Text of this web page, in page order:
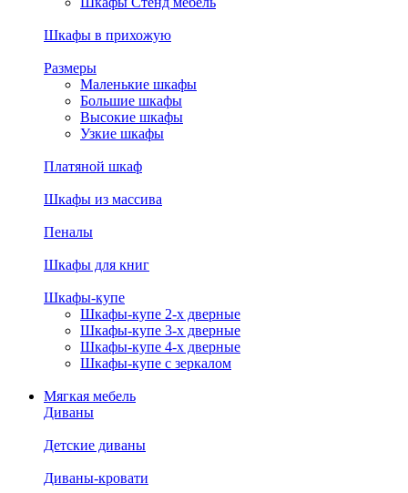
Шкафы в прихожую
Размеры
Маленькие шкафы
Большие шкафы
Высокие шкафы
Узкие шкафы
Платяной шкаф
Шкафы из массива
Пеналы
Шкафы для книг
Шкафы-купе
Шкафы-купе 2-х дверные
Шкафы-купе 3-х дверные
Шкафы-купе 4-х дверные
Шкафы-купе с зеркалом
Мягкая мебель
Диваны
Детские диваны
Диваны-кровати